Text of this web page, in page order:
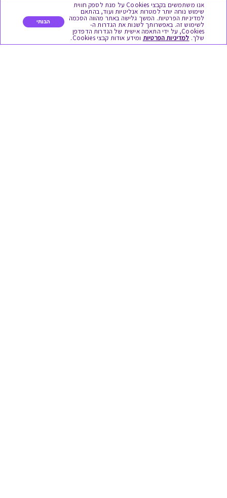
לידות
אופנה ולייף סטייל
מסעדות ובתי קפה
אנו משתמשים בקבצי Cookies על מנת לספק חווית
שימוש נוחה יותר למטרות אנליטיות ועוד, בהתאם
למדיניות הפרטיות. המשך גלישה באתר מהווה הסכמה
לשימוש זה. באפשרותך לשנות את הגדרות ה-
Cookies, על ידי התאמה אישית של הגדרות הדפדפן
שלך. למדיניות הפרטיות ומידע אודות קבצי Cookies.
הבנתי